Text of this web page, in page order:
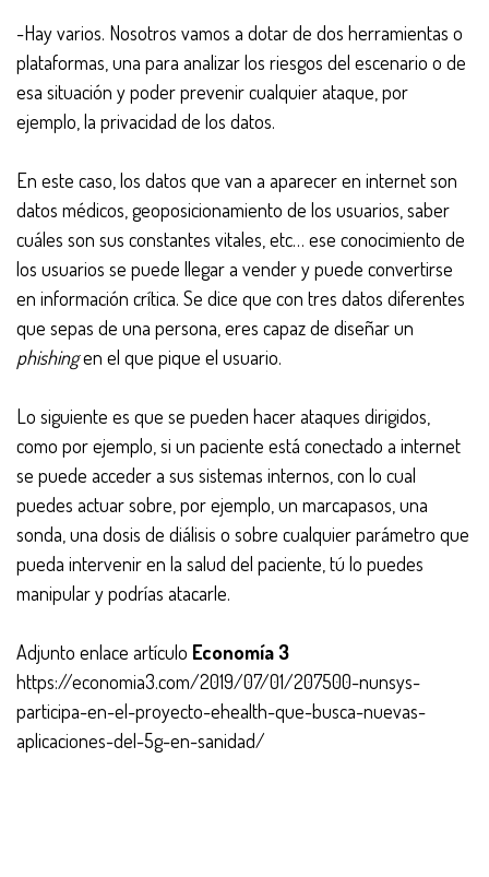
-Hay varios. Nosotros vamos a dotar de dos herramientas o
plataformas, una para analizar los riesgos del escenario o de
esa situación y poder prevenir cualquier ataque, por
ejemplo, la privacidad de los datos.
En este caso, los datos que van a aparecer en internet son
datos médicos, geoposicionamiento de los usuarios, saber
cuáles son sus constantes vitales, etc… ese conocimiento de
los usuarios se puede llegar a vender y puede convertirse
en información crítica. Se dice que con tres datos diferentes
que sepas de una persona, eres capaz de diseñar un
phishingen el que pique el usuario.
Lo siguiente es que se pueden hacer ataques dirigidos,
como por ejemplo, si un paciente está conectado a internet
se puede acceder a sus sistemas internos, con lo cual
puedes actuar sobre, por ejemplo, un marcapasos, una
sonda, una dosis de diálisis o sobre cualquier parámetro que
pueda intervenir en la salud del paciente, tú lo puedes
manipular y podrías atacarle.
Adjunto enlace artículo Economía 3
https://economia3.com/2019/07/01/207500-nunsys-
participa-en-el-proyecto-ehealth-que-busca-nuevas-
aplicaciones-del-5g-en-sanidad/